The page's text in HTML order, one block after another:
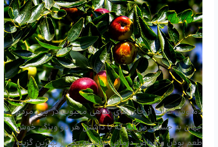
دمنوش عناب از چای های گیاهی محبوب در بین مردم
جهان به حساب می آید که با داشتن هر دو ویژگی خوش
طعم بودن و خواص درمانی توانسته یکی از بهترین گزینه